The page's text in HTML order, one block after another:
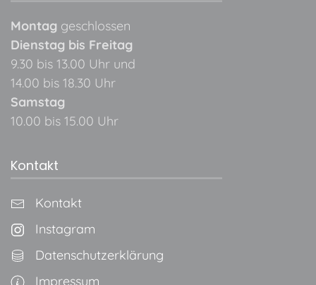
Montag geschlossen
Dienstag bis Freitag
9.30 bis 13.00 Uhr und
14.00 bis 18.30 Uhr
Samstag
10.00 bis 15.00 Uhr
Kontakt
Kontakt
Instagram
Datenschutzerklärung
Impressum